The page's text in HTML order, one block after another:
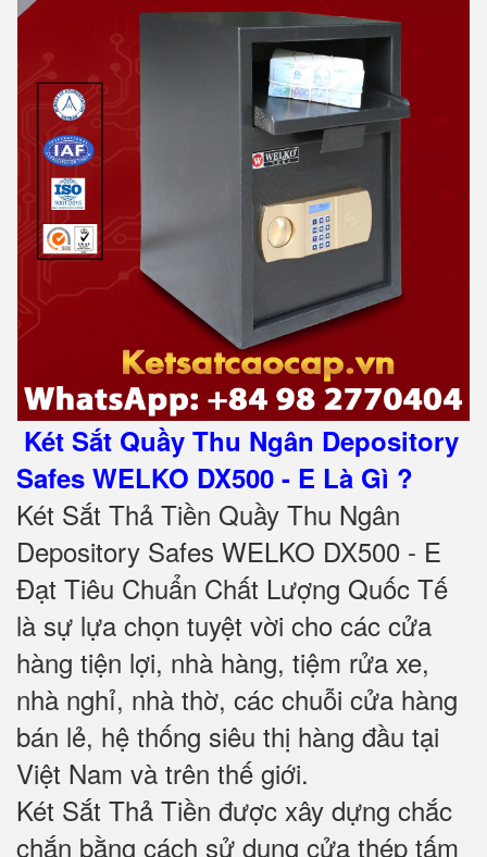
Két Sắt Quầy Thu Ngân Depository
Safes WELKO DX500 - E Là Gì ?
Két Sắt Thả Tiền Quầy Thu Ngân
Depository Safes WELKO DX500 - E
Đạt Tiêu Chuẩn Chất Lượng Quốc Tế
là sự lựa chọn tuyệt vời cho các cửa
hàng tiện lợi, nhà hàng, tiệm rửa xe,
nhà nghỉ, nhà thờ, các chuỗi cửa hàng
bán lẻ, hệ thống siêu thị hàng đầu tại
Việt Nam và trên thế giới.
Két Sắt Thả Tiền được xây dựng chắc
chắn bằng cách sử dụng cửa thép tấm